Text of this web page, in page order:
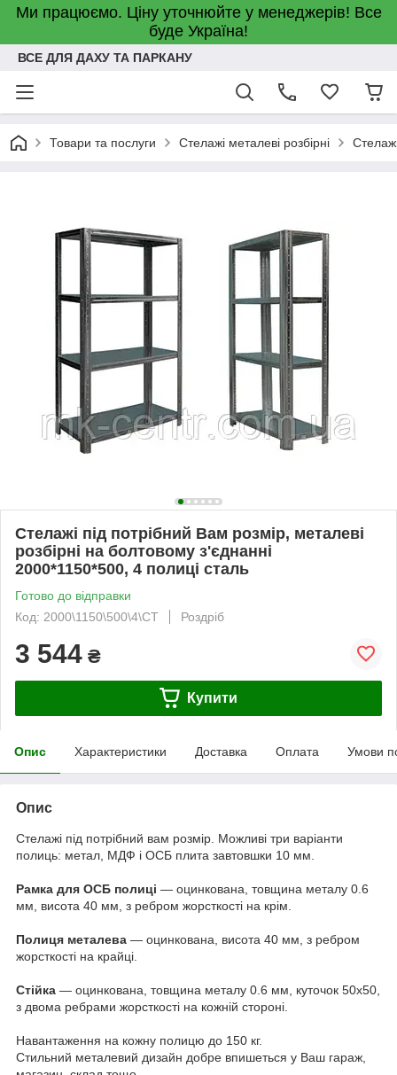
Ми працюємо. Ціну уточнюйте у менеджерів! Все
буде Україна!
ВСЕ ДЛЯ ДАХУ ТА ПАРКАНУ
Товари та послуги Стелажі металеві розбірні
Стелажі під потрібний Вам розмір, металеві
розбірні на болтовому з'єднанні
2000*1150*500, 4 полиці сталь
Готово до відправки
Код: 2000\1150\500\4\СТ
Роздріб
3 544 ₴
Купити
Опис Характеристики Доставка Оплата Умови
Опис
Стелажі під потрібний вам розмір. Можливі три варіанти
полиць: метал, МДФ і ОСБ плита завтовшки 10 мм.
Рамка для ОСБ полиці — оцинкована, товщина металу 0.6
мм, висота 40 мм, з ребром жорсткості на крім.
Полиця металева — оцинкована, висота 40 мм, з ребром
жорсткості на крайці.
Стійка — оцинкована, товщина металу 0.6 мм, куточок 50х50,
з двома ребрами жорсткості на кожній стороні.
Навантаження на кожну полицю до 150 кг.
Стильний металевий дизайн добре впишеться у Ваш гараж,